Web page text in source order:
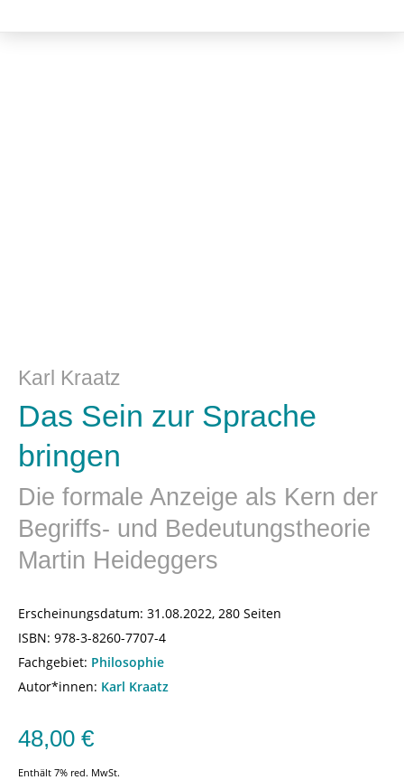
Karl Kraatz
Das Sein zur Sprache
bringen
Die formale Anzeige als Kern der
Begriffs- und Bedeutungstheorie
Martin Heideggers
Erscheinungsdatum: 31.08.2022, 280 Seiten
ISBN: 978-3-8260-7707-4
Fachgebiet: Philosophie
Autor*innen: Karl Kraatz
48,00 €
Enthält 7% red. MwSt.